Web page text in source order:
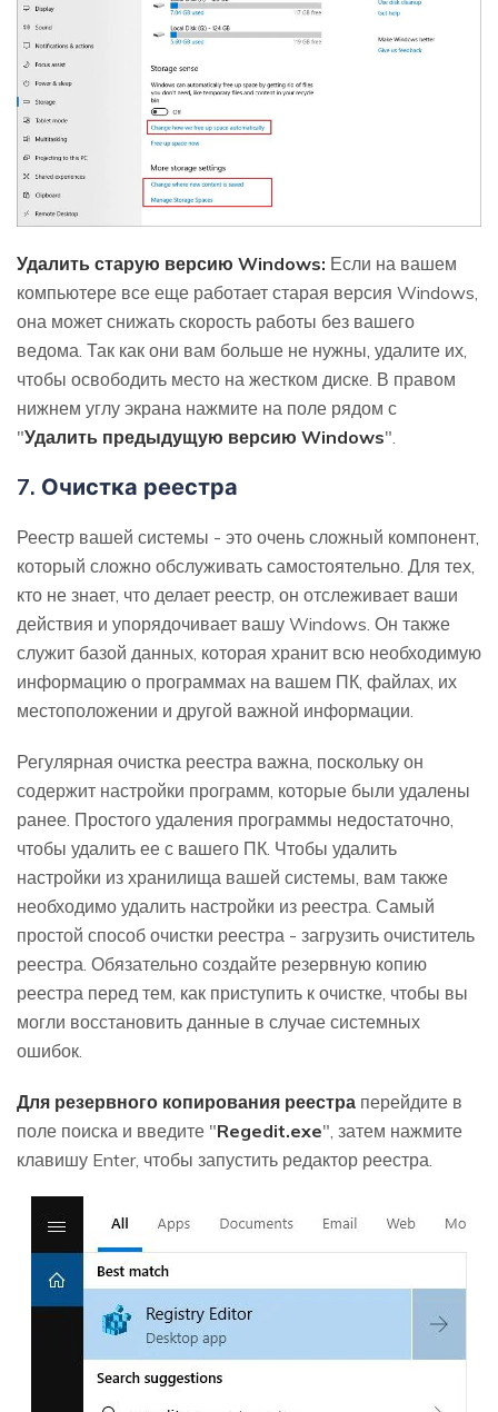
Удалить старую версию Windows: Если на вашем
компьютере все еще работает старая версия Windows,
она может снижать скорость работы без вашего
ведома. Так как они вам больше не нужны, удалите их,
чтобы освободить место на жестком диске. В правом
нижнем углу экрана нажмите на поле рядом с
"Удалить предыдущую версию Windows".
7. Очистка реестра
Реестр вашей системы - это очень сложный компонент,
который сложно обслуживать самостоятельно. Для тех,
кто не знает, что делает реестр, он отслеживает ваши
действия и упорядочивает вашу Windows. Он также
служит базой данных, которая хранит всю необходимую
информацию о программах на вашем ПК, файлах, их
местоположении и другой важной информации.
Регулярная очистка реестра важна, поскольку он
содержит настройки программ, которые были удалены
ранее. Простого удаления программы недостаточно,
чтобы удалить ее с вашего ПК. Чтобы удалить
настройки из хранилища вашей системы, вам также
необходимо удалить настройки из реестра. Самый
простой способ очистки реестра - загрузить очиститель
реестра. Обязательно создайте резервную копию
реестра перед тем, как приступить к очистке, чтобы вы
могли восстановить данные в случае системных
ошибок.
Для резервного копирования реестра перейдите в
поле поиска и введите "Regedit.exe", затем нажмите
клавишу Enter, чтобы запустить редактор реестра.